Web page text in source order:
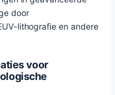
door
lithografie en andere
voor